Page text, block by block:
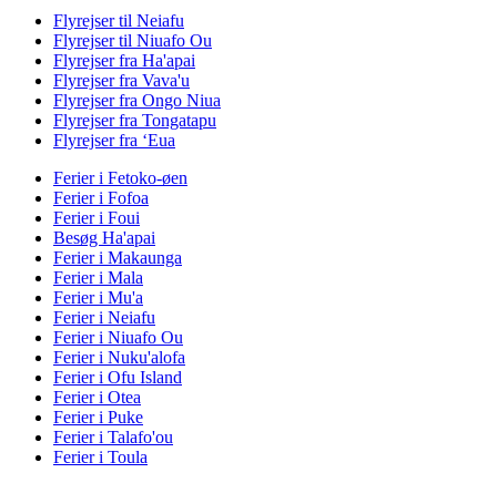
Flyrejser til Neiafu
Flyrejser til Niuafo Ou
Flyrejser fra Ha'apai
Flyrejser fra Vava'u
Flyrejser fra Ongo Niua
Flyrejser fra Tongatapu
Flyrejser fra ʻEua
Ferier i Fetoko-øen
Ferier i Fofoa
Ferier i Foui
Besøg Ha'apai
Ferier i Makaunga
Ferier i Mala
Ferier i Mu'a
Ferier i Neiafu
Ferier i Niuafo Ou
Ferier i Nuku'alofa
Ferier i Ofu Island
Ferier i Otea
Ferier i Puke
Ferier i Talafo'ou
Ferier i Toula